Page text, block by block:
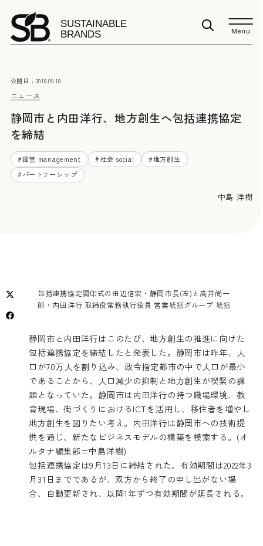
Menu
ニュース
公開日： 2018.09.18
静岡市と内田洋行、地方創生へ包括連携協定
を締結
#経営 management #社会 social #地方創生
#パートナーシップ
中島 洋樹
包括連携協定調印式の田辺信宏・静岡市長(左)と高井尚一
郎・内田洋行 取締役常務執行役員 営業統括グループ 統括
静岡市と内田洋行はこのたび、地方創生の推進に向けた
包括連携協定を締結したと発表した。静岡市は昨年、人
口が70万人を割り込み、政令指定都市の中で人口が最小
であることから、人口減少の抑制と地方創生が喫緊の課
題となっていた。静岡市は内田洋行の持つ職場環境、教
育現場、街づくりにおけるICTを活用し、移住者を増やし
地方創生を図りたい考え。内田洋行は静岡市への技術提
供を通じ、新たなビジネスモデルの構築を模索する。(オ
ルタナ編集部=中島洋樹)
包括連携協定は9月13日に締結された。有効期間は2022年3
月31日までであるが、双方から終了の申し出がない場
合、自動更新され、以降1年ずつ有効期間が延長される。